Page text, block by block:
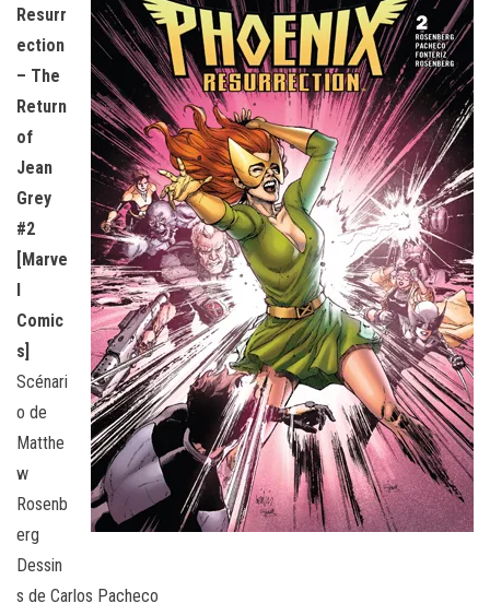
Resurr
ection
– The
Return
of
Jean
Grey
#2
[Marve
l
Comic
s]
Scénari
o de
Matthe
w
Rosenb
erg
Dessin
s de Carlos Pacheco